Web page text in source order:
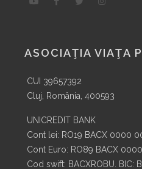
ASOCIAŢIA VIAŢA
CUI 39657392
Cluj, România, 400593
UNICREDIT BANK
Cont lei: RO19 BACX 0000
Cont Euro: RO89 BACX
Cod swift: BACXROBU. BIC: